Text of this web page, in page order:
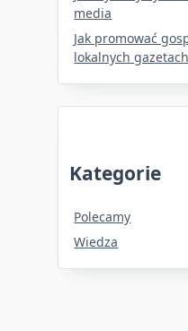
media
Jak promować
lokalnych gazetach
Kategorie
Polecamy
Wiedza